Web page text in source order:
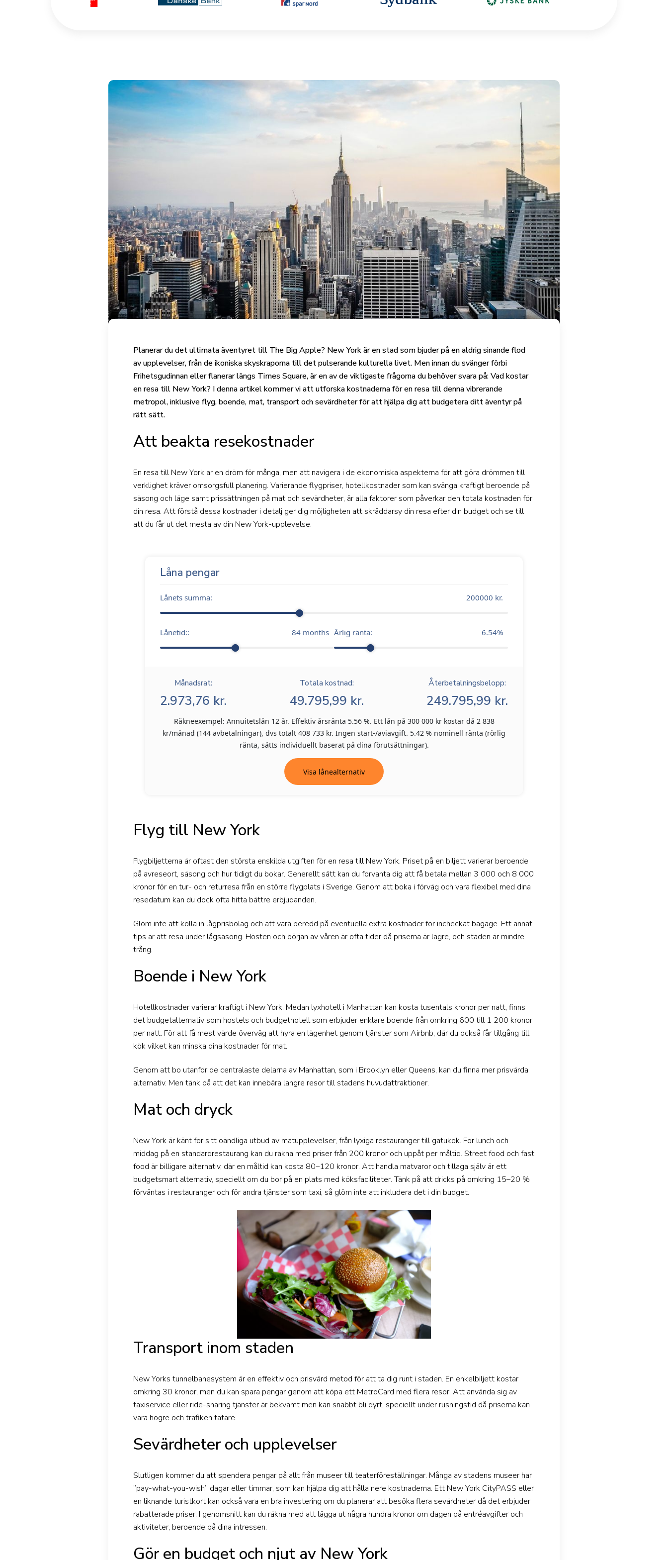
Planerar du det ultimata äventyret till The Big Apple? New York är en stad som bjuder på en aldrig sinande flod
av upplevelser, från de ikoniska skyskraporna till det pulserande kulturella livet. Men innan du svänger förbi
Frihetsgudinnan eller flanerar längs Times Square, är en av de viktigaste frågorna du behöver svara på: Vad kostar
en resa till New York? I denna artikel kommer vi att utforska kostnaderna för en resa till denna vibrerande
metropol, inklusive flyg, boende, mat, transport och sevärdheter för att hjälpa dig att budgetera ditt äventyr på
rätt sätt.
Att beakta resekostnader
En resa till New York är en dröm för många, men att navigera i de ekonomiska aspekterna för att göra drömmen till
verklighet kräver omsorgsfull planering. Varierande flygpriser, hotellkostnader som kan svänga kraftigt beroende på
säsong och läge samt prissättningen på mat och sevärdheter, är alla faktorer som påverkar den totala kostnaden för
din resa. Att förstå dessa kostnader i detalj ger dig möjligheten att skräddarsy din resa efter din budget och se till
att du får ut det mesta av din New York-upplevelse.
Låna pengar
Lånets summa: 200000 kr.
Lånetid:: 84 months Årlig ränta: 6.54%
Månadsrat:
2.973,76 kr.
Totala kostnad:
49.795,99 kr.
Återbetalningsbelopp:
249.795,99 kr.
Räkneexempel: Annuitetslån 12 år. Effektiv årsränta 5.56 %. Ett lån på 300 000 kr kostar då 2 838
kr/månad (144 avbetalningar), dvs totalt 408 733 kr. Ingen start-/aviavgift. 5.42 % nominell ränta (rörlig
ränta, sätts individuellt baserat på dina förutsättningar).
Visa lånealternativ
Flyg till New York
Flygbiljetterna är oftast den största enskilda utgiften för en resa till New York. Priset på en biljett varierar beroende
på avreseort, säsong och hur tidigt du bokar. Generellt sätt kan du förvänta dig att få betala mellan 3 000 och 8 000
kronor för en tur- och returresa från en större flygplats i Sverige. Genom att boka i förväg och vara flexibel med dina
resedatum kan du dock ofta hitta bättre erbjudanden.
Glöm inte att kolla in lågprisbolag och att vara beredd på eventuella extra kostnader för incheckat bagage. Ett annat
tips är att resa under lågsäsong. Hösten och början av våren är ofta tider då priserna är lägre, och staden är mindre
trång.
Boende i New York
Hotellkostnader varierar kraftigt i New York. Medan lyxhotell i Manhattan kan kosta tusentals kronor per natt, finns
det budgetalternativ som hostels och budgethotell som erbjuder enklare boende från omkring 600 till 1 200 kronor
per natt. För att få mest värde överväg att hyra en lägenhet genom tjänster som Airbnb, där du också får tillgång till
kök vilket kan minska dina kostnader för mat.
Genom att bo utanför de centralaste delarna av Manhattan, som i Brooklyn eller Queens, kan du finna mer prisvärda
alternativ. Men tänk på att det kan innebära längre resor till stadens huvudattraktioner.
Mat och dryck
New York är känt för sitt oändliga utbud av matupplevelser, från lyxiga restauranger till gatukök. För lunch och
middag på en standardrestaurang kan du räkna med priser från 200 kronor och uppåt per måltid. Street food och fast
food är billigare alternativ, där en måltid kan kosta 80–120 kronor. Att handla matvaror och tillaga själv är ett
budgetsmart alternativ, speciellt om du bor på en plats med köksfaciliteter. Tänk på att dricks på omkring 15–20 %
förväntas i restauranger och för andra tjänster som taxi, så glöm inte att inkludera det i din budget.
Transport inom staden
New Yorks tunnelbanesystem är en effektiv och prisvärd metod för att ta dig runt i staden. En enkelbiljett kostar
omkring 30 kronor, men du kan spara pengar genom att köpa ett MetroCard med flera resor. Att använda sig av
taxiservice eller ride-sharing tjänster är bekvämt men kan snabbt bli dyrt, speciellt under rusningstid då priserna kan
vara högre och trafiken tätare.
Sevärdheter och upplevelser
Slutligen kommer du att spendera pengar på allt från museer till teaterföreställningar. Många av stadens museer har
”pay-what-you-wish” dagar eller timmar, som kan hjälpa dig att hålla nere kostnaderna. Ett New York CityPASS eller
en liknande turistkort kan också vara en bra investering om du planerar att besöka flera sevärdheter då det erbjuder
rabatterade priser. I genomsnitt kan du räkna med att lägga ut några hundra kronor om dagen på entréavgifter och
aktiviteter, beroende på dina intressen.
Gör en budget och njut av New York